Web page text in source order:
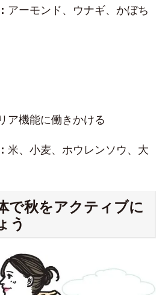
アーモンド、ウナギ、かぼち
ア機能に働きかける
米、小麦、ホウレンソウ、大
で秋をアクティブに
う